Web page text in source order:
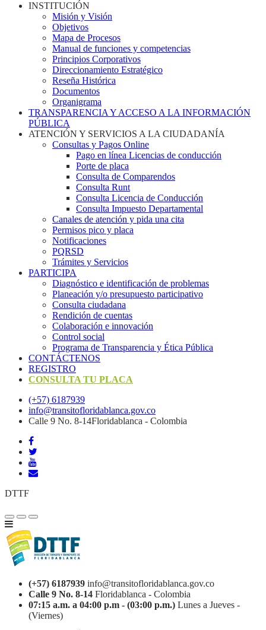
INSTITUCIÓN
Misión y Visión
Objetivos
Mapa de Procesos
Manual de funciones y competencias
Principios Corporativos
Direccionamiento Estratégico
Reseña Histórica
Documentos
Organigrama
TRANSPARENCIA Y ACCESO A LA INFORMACIÓN
PÚBLICA
ATENCIÓN Y SERVICIOS A LA CIUDADANÍA
Consultas y Pagos Online
Pago en línea Licencias de conducción
Porte de placa
Consulta de Comparendos
Consulta Runt
Consulta Licencia de Conducción
Consulta Impuesto Departamental
Canales de atención y pida una cita
Permisos pico y placa
Notificaciones
PQRSD
Trámites y Servicios
PARTICIPA
Diagnóstico e identificación de problemas
Planeación y/o presupuesto participativo​
Consulta ciudadana
Rendición de cuentas
Colaboración e innovación
Control social
Programa de Transparencia y Ética Pública
CONTÁCTENOS
REGISTRO
CONSULTA TU PLACA
(+57) 6187939
info@transitofloridablanca.gov.co
Calle 9 No. 8-14Floridablanca - Colombia
DTTF
(+57) 6187939 info@transitofloridablanca.gov.co
Calle 9 No. 8-14 Floridablanca - Colombia
07:15 a.m. a 04:00 p.m - (03:00 p.m.) Lunes a Jueves -
(Viernes)